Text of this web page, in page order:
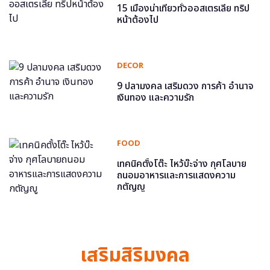
15 เมืองน่าเที่ยวทั่วออสเตรเลีย ทริป
หน้าต้องไป
DECOR
9 ปลามงคล เสริมดวง การค้า อำนาจ
เงินทอง และความรัก
FOOD
เทคนิคตั้งโต๊ะ ไหว้บ๊ะจ่าง กุศโลบาย
ถนอมอาหารและการแสดงความ
กตัญญู
เสริมสิริมงคล